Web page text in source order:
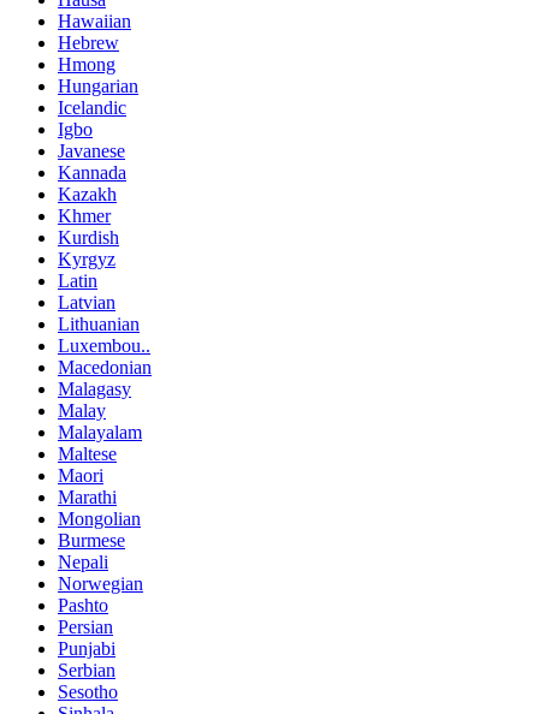
Hawaiian
Hebrew
Hmong
Hungarian
Icelandic
Igbo
Javanese
Kannada
Kazakh
Khmer
Kurdish
Kyrgyz
Latin
Latvian
Lithuanian
Luxembou..
Macedonian
Malagasy
Malay
Malayalam
Maltese
Maori
Marathi
Mongolian
Burmese
Nepali
Norwegian
Pashto
Persian
Punjabi
Serbian
Sesotho